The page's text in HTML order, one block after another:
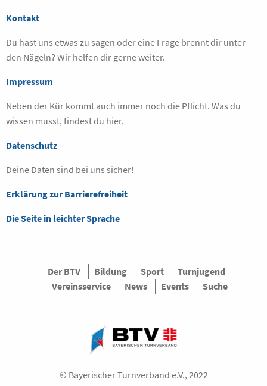
Kontakt
Du hast uns etwas zu sagen oder eine Frage brennt dir unter
den Nägeln? Wir helfen dir gerne weiter.
Impressum
Neben der Kür kommt auch immer noch die Pflicht. Was du
wissen musst, findest du hier.
Datenschutz
Deine Daten sind bei uns sicher!
Erklärung zur Barrierefreiheit
Die Seite in leichter Sprache
Der BTV Bildung Sport
Turnjugend
Vereinsservice
News Events Suche
© Bayerischer Turnverband e.V., 2022